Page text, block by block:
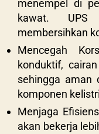
menempel di
kawat. UPS
membersihkan
Mencegah
konduktif,
sehingga aman
komponen
Menjaga
akan bekerja